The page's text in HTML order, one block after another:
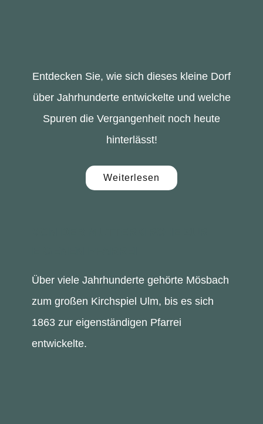
Entdecken Sie, wie sich dieses kleine Dorf
über Jahrhunderte entwickelte und welche
Spuren die Vergangenheit noch heute
hinterlässt!
Weiterlesen
Über viele Jahrhunderte gehörte Mösbach
zum großen Kirchspiel Ulm, bis es sich
1863 zur eigenständigen Pfarrei
entwickelte.